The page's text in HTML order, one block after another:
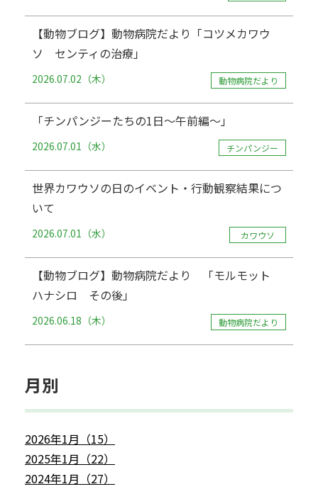
【動物ブログ】動物病院だより「コツメカワウ
ソ センティの治療」
2026.07.02（木） 動物病院だより
「チンパンジーたちの1日～午前編～」
2026.07.01（水） チンパンジー
世界カワウソの日のイベント・行動観察結果につ
いて
2026.07.01（水） カワウソ
【動物ブログ】動物病院だより 「モルモット
ハナシロ その後」
2026.06.18（木） 動物病院だより
月別
2026年1月（15）
2025年1月（22）
2024年1月（27）